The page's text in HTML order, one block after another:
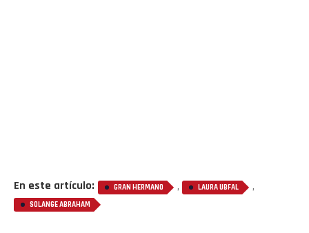
En este artículo: GRAN HERMANO , LAURA UBFAL ,
SOLANGE ABRAHAM